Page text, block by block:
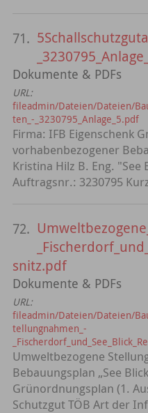
71.
Dokumente & PDFs
URL:
fileadmin/Dateien/Dateien/
ten_-_3230795_Anlage_5.pdf
Firma: IFB Eigenschenk
vorhabenbezogener
Kristina Hilz B. Eng. "See
Auftragsnr.: 3230795
72.
snitz.pdf
Dokumente & PDFs
URL:
fileadmin/Dateien/Dateien/
tellungnahmen_-
Umweltbezogene
Bebauungsplan „See
Grünordnungsplan (1.
Schutzgut TÖB Art der